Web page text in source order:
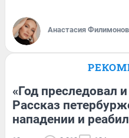
Анастасия
«Год преследовал
Рассказ
нападении и